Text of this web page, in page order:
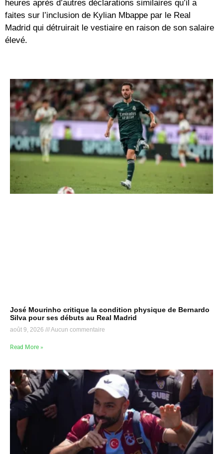
heures après d’autres déclarations similaires qu’il a
faites sur l’inclusion de Kylian Mbappe par le Real
Madrid qui détruirait le vestiaire en raison de son salaire
élevé.
José Mourinho critique la condition physique de Bernardo
Silva pour ses débuts au Real Madrid
août 9, 2026 Aucun commentaire
Read More »